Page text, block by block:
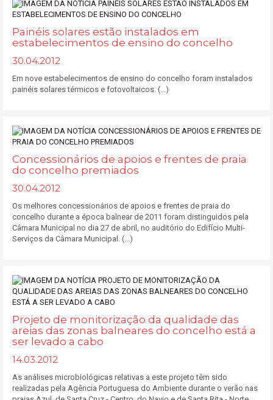
Painéis solares estão instalados em
estabelecimentos de ensino do concelho
30.04.2012
Em nove estabelecimentos de ensino do concelho foram instalados
painéis solares térmicos e fotovoltaicos. (...)
Concessionários de apoios e frentes de praia
do concelho premiados
30.04.2012
Os melhores concessionários de apoios e frentes de praia do
concelho durante a época balnear de 2011 foram distinguidos pela
Câmara Municipal no dia 27 de abril, no auditório do Edifício Multi-
Serviços da Câmara Municipal. (...)
Projeto de monitorização da qualidade das
areias das zonas balneares do concelho está a
ser levado a cabo
14.03.2012
As análises microbiológicas relativas a este projeto têm sido
realizadas pela Agência Portuguesa do Ambiente durante o verão nas